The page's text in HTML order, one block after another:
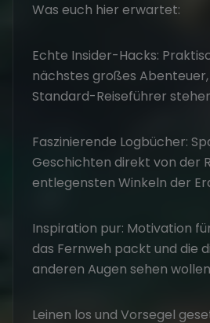
Was euch hier erwartet:
Echte Insider-Hacks:
nächstes großes
Standard-Reiseführer
Faszinierende Logbücher:
Geschichten direkt von der
entlegensten Winkeln der
Inspiration pur: Motivation
das Fernweh packt und die
anderen Augen sehen
Leinen los und Vorsegel